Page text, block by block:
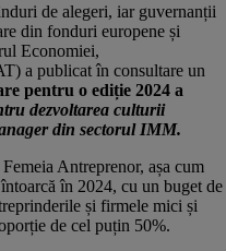
de alegeri, iar guvernanții
din fonduri europene și
Economiei,
a publicat în consultare un
pentru o ediție 2024 a
dezvoltarea culturii
din sectorul IMM.
Antreprenor, așa cum
întoarcă în 2024, cu un buget de
și firmele mici și
de cel puțin 50%.